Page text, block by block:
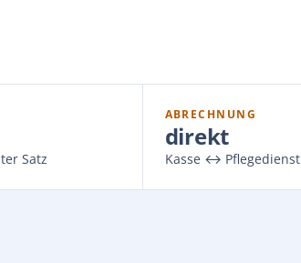
Satz
ABRECHNUNG
direkt
Kasse ↔ Pflegedienst